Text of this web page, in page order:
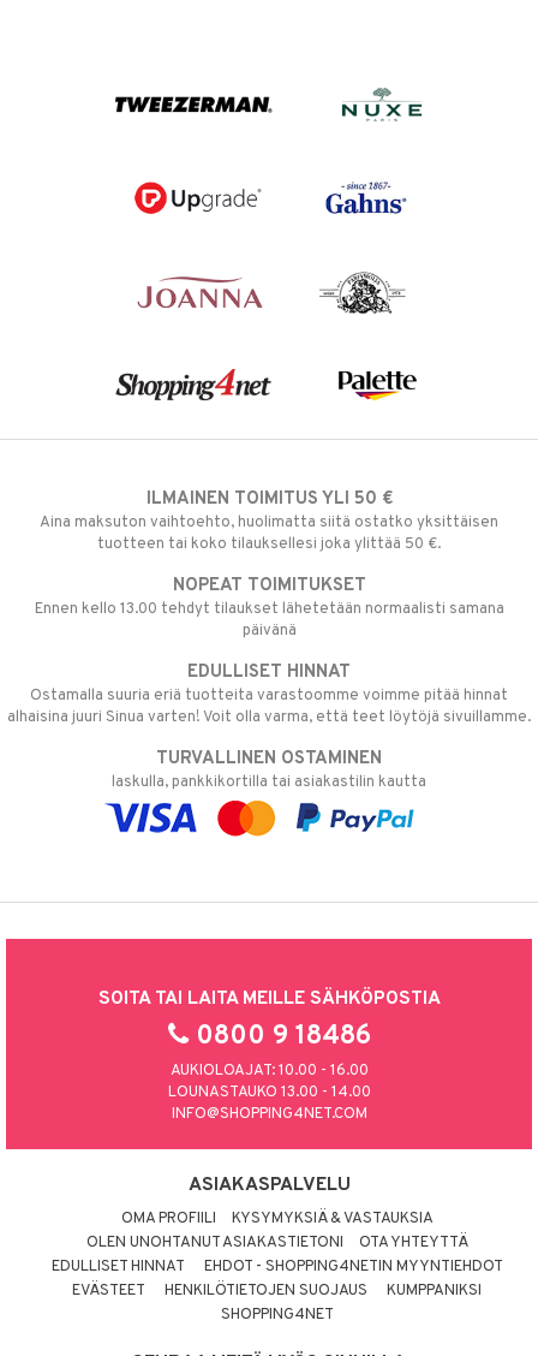
ILMAINEN TOIMITUS YLI 50 €
Aina maksuton vaihtoehto, huolimatta siitä ostatko yksittäisen
tuotteen tai koko tilauksellesi joka ylittää 50 €.
NOPEAT TOIMITUKSET
Ennen kello 13.00 tehdyt tilaukset lähetetään normaalisti samana
päivänä
EDULLISET HINNAT
Ostamalla suuria eriä tuotteita varastoomme voimme pitää hinnat
alhaisina juuri Sinua varten! Voit olla varma, että teet löytöjä sivuillamme.
TURVALLINEN OSTAMINEN
laskulla, pankkikortilla tai asiakastilin kautta
SOITA TAI LAITA MEILLE SÄHKÖPOSTIA
0800 9 18486
AUKIOLOAJAT: 10.00 - 16.00
LOUNASTAUKO 13.00 - 14.00
INFO@SHOPPING4NET.COM
ASIAKASPALVELU
OMA PROFIILI
KYSYMYKSIÄ & VASTAUKSIA
OLEN UNOHTANUT ASIAKASTIETONI
OTA YHTEYTTÄ
EDULLISET HINNAT
EHDOT - SHOPPING4NETIN MYYNTIEHDOT
EVÄSTEET
HENKILÖTIETOJEN SUOJAUS
KUMPPANIKSI
SHOPPING4NET